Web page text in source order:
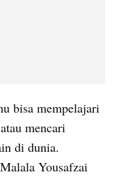
bisa mempelajari
mencari
di dunia.
Yousafzai